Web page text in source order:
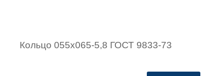
Кольцо 055х065-5,8 ГОСТ 9833-73